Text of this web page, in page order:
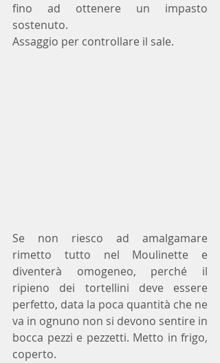
fino ad ottenere un impasto
sostenuto.
Assaggio per controllare il sale.
Se non riesco ad amalgamare
rimetto tutto nel Moulinette e
diventerà omogeneo, perché il
ripieno dei tortellini deve essere
perfetto, data la poca quantità che ne
va in ognuno non si devono sentire in
bocca pezzi e pezzetti. Metto in frigo,
coperto.